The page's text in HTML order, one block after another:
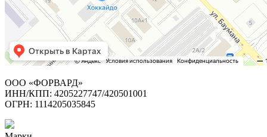
ООО «ФОРВАРД»
ИНН/КПП: 4205227747/420501001
ОГРН: 1114205035845